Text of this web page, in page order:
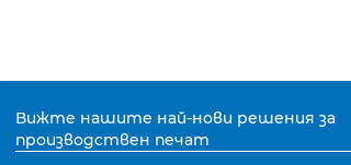
Вижте нашите най-нови решения за
производствен печат